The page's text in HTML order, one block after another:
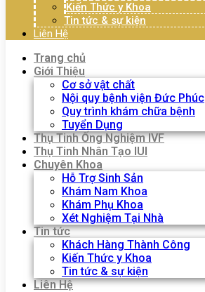
Kiến Thức y Khoa
Tin tức & sự kiện
Liên Hệ
Trang chủ
Giới Thiệu
Cơ sở vật chất
Nội quy bệnh viện Đức Phúc
Quy trình khám chữa bệnh
Tuyển Dụng
Thụ Tinh Ống Nghiệm IVF
Thụ Tinh Nhân Tạo IUI
Chuyên Khoa
Hỗ Trợ Sinh Sản
Khám Nam Khoa
Khám Phụ Khoa
Xét Nghiệm Tại Nhà
Tin tức
Khách Hàng Thành Công
Kiến Thức y Khoa
Tin tức & sự kiện
Liên Hệ